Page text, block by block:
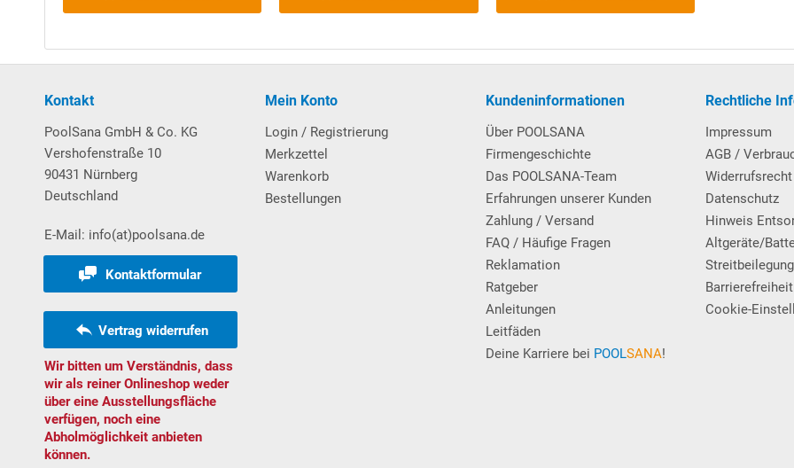
Sehr stabiler und eleganterHandlauf aus AluminiuminKombi-Ausführung: Passend für die im Lieferumfang
Handlaufs abgeschnitten und im zweiten Schritt die neue Poolfolie, die eine Keilbiese hat, in die Nut eingehängt.
HQ-Stahlwandbecken
Download Vorabanleitung Aufbau Rundbecken
V2A Edelstahl, innen und außen je 5 Kunststoff-Trittstufen
sowie 1 mittigen Plattform.
Max. Belastbarkeit: 130 kg
Auch bei Teileinbau geeignet:
Die an der Pool-Außenseite befindlichen Leiterholme können bei Teileinbau des Pools
werden (ggf. Entfall von Stufen). Nachdem die Schnittkanten gereinigt worden sind, können die verstellbaren
Filtersystem
Sandfilteranlage
Kontakt
PoolSana GmbH & Co. KG
Vershofenstraße 10
90431 Nürnberg
Deutschland
E-Mail: info(at)poolsana.de
Kontaktformular
Vertrag widerrufen
Wir bitten um Verständnis, dass
wir als reiner Onlineshop weder
über eine Ausstellungsfläche
verfügen, noch eine
Abholmöglichkeit anbieten
können.
Mein Konto
Login / Registrierung
Merkzettel
Warenkorb
Bestellungen
Kundeninformationen
Über POOLSANA
Firmengeschichte
Das POOLSANA-Team
Erfahrungen unserer Kunden
Zahlung / Versand
FAQ / Häufige Fragen
Reklamation
Ratgeber
Anleitungen
Leitfäden
Deine Karriere bei POOLSANA!
Rechtliche
Impressum
AGB /
Widerrufsrecht
Datenschutz
Hinweis
Altgeräte/
Streitbeilegung
Barrierefreiheit
Cookie-